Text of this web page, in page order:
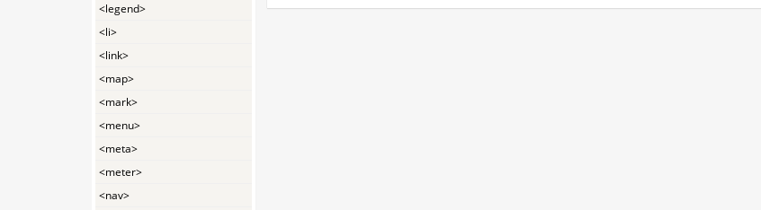
<legend>
<li>
<link>
<map>
<mark>
<menu>
<meta>
<meter>
<nav>